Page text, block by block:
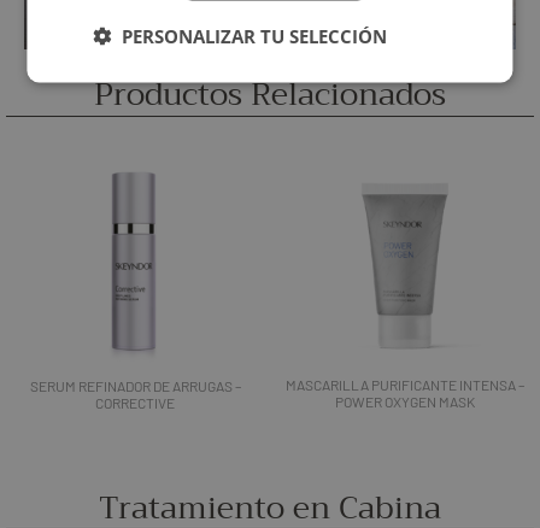
Productos Relacionados
SERUM REFINADOR DE ARRUGAS –
CORRECTIVE
MASCARILLA PURIFICANTE INTENSA –
POWER OXYGEN MASK
Tratamiento en Cabina
PERSONALIZAR TU SELECCIÓN